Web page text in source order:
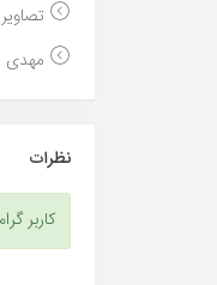
مهدی
نظرات
کاربر